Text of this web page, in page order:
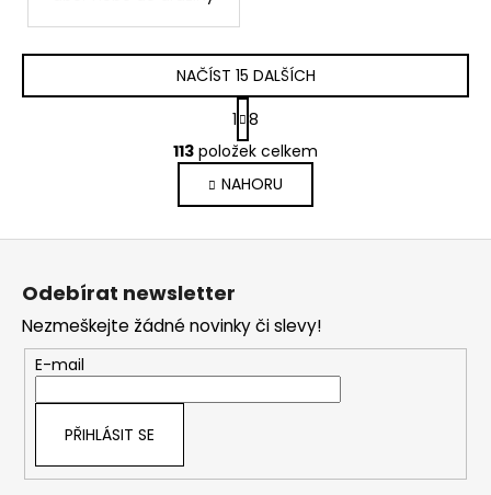
O
v
l
á
d
p
r
v
k
ý
NAČÍST 15 DALŠÍCH
S
t
r
á
n
k
o
í
1 8
113 položek celkem
NAHORU
Odebírat newsletter
Nezmeškejte žádné novinky či slevy!
E-mail
PŘIHLÁSIT SE